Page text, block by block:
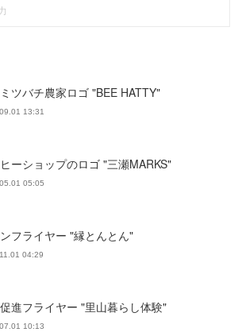
ツバチ農家ロゴ "BEE HATTY"
13:31
ーショップのロゴ "三瀬MARKS"
05:05
フライヤー "縁とんとん"
04:29
進フライヤー "里山暮らし体験"
10:13